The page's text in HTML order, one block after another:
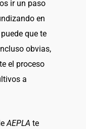
ir un paso
en
que te
obvias,
el proceso
a
AEPLA te